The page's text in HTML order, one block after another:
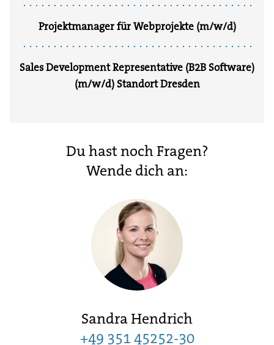
Projektmanager für Webprojekte (m/w/d)
Sales Development Representative (B2B Software)
(m/w/d) Standort Dresden
Du hast noch Fragen?
Wende dich an:
Sandra Hendrich
+49 351 45252-30